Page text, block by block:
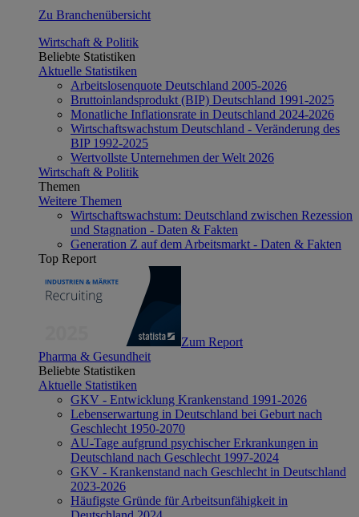
Zu Branchenübersicht
Wirtschaft & Politik
Beliebte Statistiken
Aktuelle Statistiken
Arbeitslosenquote Deutschland 2005-2026
Bruttoinlandsprodukt (BIP) Deutschland 1991-2025
Monatliche Inflationsrate in Deutschland 2024-2026
Wirtschaftswachstum Deutschland - Veränderung des
BIP 1992-2025
Wertvollste Unternehmen der Welt 2026
Wirtschaft & Politik
Themen
Weitere Themen
Wirtschaftswachstum: Deutschland zwischen Rezession
und Stagnation - Daten & Fakten
Generation Z auf dem Arbeitsmarkt - Daten & Fakten
Top Report
Zum Report
Pharma & Gesundheit
Beliebte Statistiken
Aktuelle Statistiken
GKV - Entwicklung Krankenstand 1991-2026
Lebenserwartung in Deutschland bei Geburt nach
Geschlecht 1950-2070
AU-Tage aufgrund psychischer Erkrankungen in
Deutschland nach Geschlecht 1997-2024
GKV - Krankenstand nach Geschlecht in Deutschland
2023-2026
Häufigste Gründe für Arbeitsunfähigkeit in